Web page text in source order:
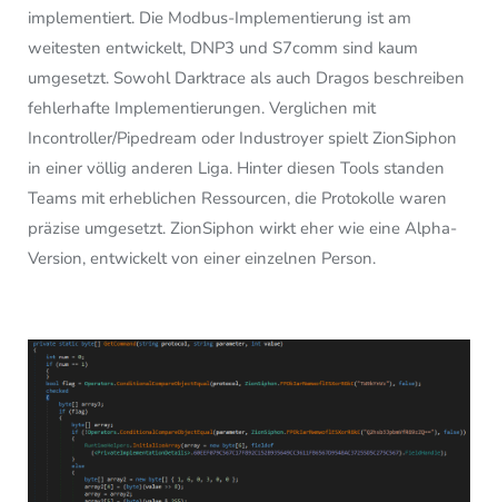
implementiert. Die Modbus-Implementierung ist am
weitesten entwickelt, DNP3 und S7comm sind kaum
umgesetzt. Sowohl Darktrace als auch Dragos beschreiben
fehlerhafte Implementierungen. Verglichen mit
Incontroller/Pipedream oder Industroyer spielt ZionSiphon
in einer völlig anderen Liga. Hinter diesen Tools standen
Teams mit erheblichen Ressourcen, die Protokolle waren
präzise umgesetzt. ZionSiphon wirkt eher wie eine Alpha-
Version, entwickelt von einer einzelnen Person.